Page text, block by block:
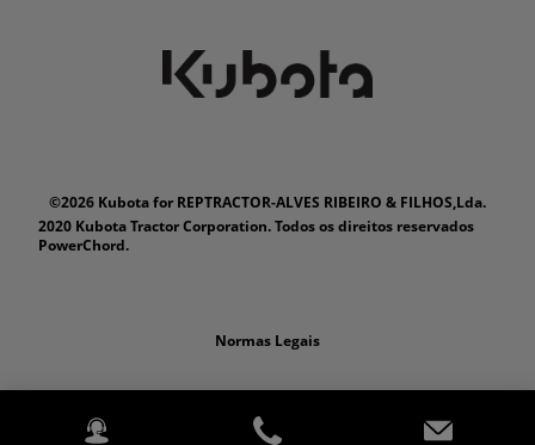
©2026 Kubota for REPTRACTOR-ALVES RIBEIRO & FILHOS,Lda.
2020 Kubota Tractor Corporation. Todos os direitos reservados
PowerChord.
Normas Legais